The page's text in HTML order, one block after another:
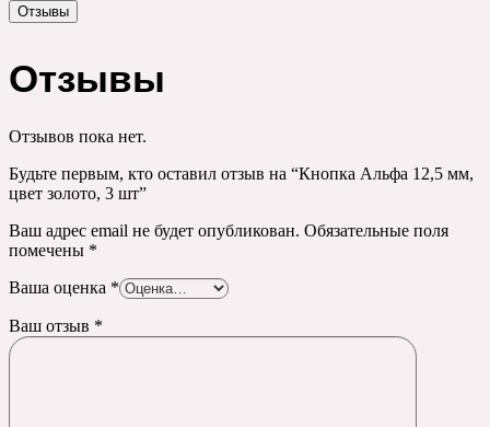
Отзывы
Отзывы
Отзывов пока нет.
Будьте первым, кто оставил отзыв на “Кнопка Альфа 12,5 мм,
цвет золото, 3 шт”
Ваш адрес email не будет опубликован. Обязательные поля
помечены *
Ваша оценка *
Ваш отзыв *